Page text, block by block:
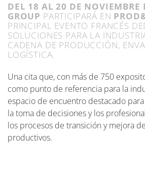
DEL 18 AL 20 DE NOVIEMBRE
GROUP PARTICIPARÁ EN
PRINCIPAL EVENTO FRANCÉS
SOLUCIONES PARA LA
CADENA DE PRODUCCIÓN,
LOGÍSTICA.
Una cita que, con más de 750
como punto de referencia para la
espacio de encuentro destacado
la toma de decisiones y los
los procesos de transición y mejora
productivos.